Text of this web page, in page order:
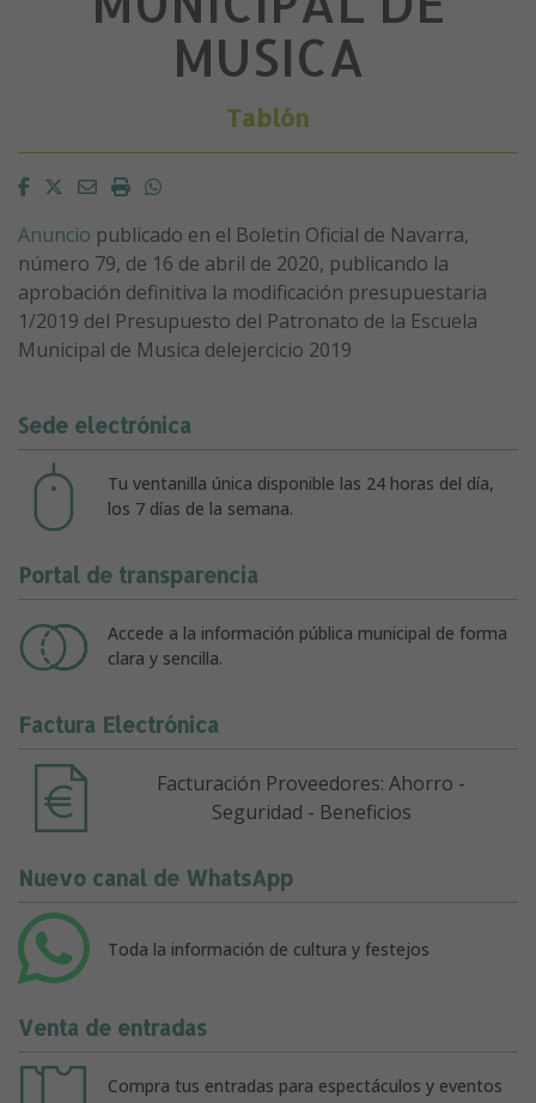
MUSICA
Tablón
Facebook
Twitter
EmailImprimirWhatsapp
Anuncio publicado en el Boletin Oficial de Navarra,
número 79, de 16 de abril de 2020, publicando la
aprobación definitiva la modificación presupuestaria
1/2019 del Presupuesto del Patronato de la Escuela
Municipal de Musica delejercicio 2019
Sede electrónica
Tu ventanilla única disponible las 24 horas del día,
los 7 días de la semana.
Portal de transparencia
Accede a la información pública municipal de forma
clara y sencilla.
Factura Electrónica
Facturación Proveedores: Ahorro -
Seguridad - Beneficios
Nuevo canal de WhatsApp
Toda la información de cultura y festejos
Venta de entradas
Compra tus entradas para espectáculos y eventos